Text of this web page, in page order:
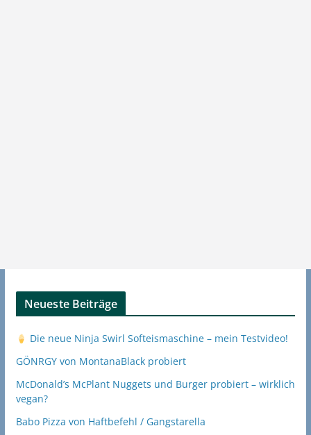
Neueste Beiträge
Die neue Ninja Swirl Softeismaschine – mein Testvideo!
GÖNRGY von MontanaBlack probiert
McDonald’s McPlant Nuggets und Burger probiert – wirklich
vegan?
Babo Pizza von Haftbefehl / Gangstarella